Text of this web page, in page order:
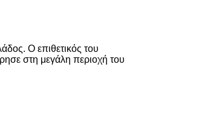
Ο επιθετικός του
στη μεγάλη περιοχή του